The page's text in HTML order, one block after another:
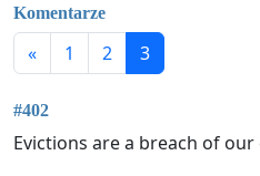
Komentarze
« 1 2 3
#402
Evictions are a breach of